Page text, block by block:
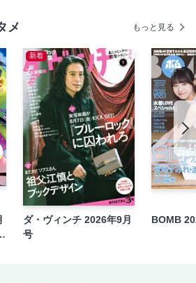
2024〜 10人それぞれのキセキ#4
寿中学）「地に足ついた自由人」
バンビ） グラビア 「an angel」
「EXOTIC GLAMOUR！
ード＆図書カードNEXT
メ もっと見る
新着
ダ・ヴィンチ 2026年9月
号
BOMB